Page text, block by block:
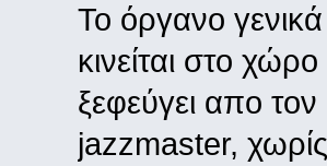
Το όργανο
κινείται στο
ξεφεύγει απο
jazzmaster,